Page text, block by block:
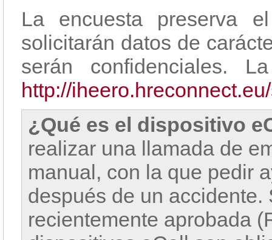
La encuesta preserva
solicitarán datos de
serán confidenciales.
http://
¿Qué es el dispositivo
realizar una llamada de
manual, con la que pedir
después de un
recientemente aprobada